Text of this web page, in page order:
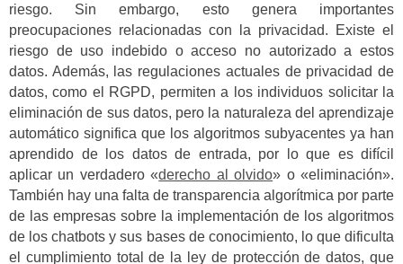
riesgo. Sin embargo, esto genera importantes
preocupaciones relacionadas con la privacidad. Existe el
riesgo de uso indebido o acceso no autorizado a estos
datos. Además, las regulaciones actuales de privacidad de
datos, como el RGPD, permiten a los individuos solicitar la
eliminación de sus datos, pero la naturaleza del aprendizaje
automático significa que los algoritmos subyacentes ya han
aprendido de los datos de entrada, por lo que es difícil
aplicar un verdadero «derecho al olvido» o «eliminación».
También hay una falta de transparencia algorítmica por parte
de las empresas sobre la implementación de los algoritmos
de los chatbots y sus bases de conocimiento, lo que dificulta
el cumplimiento total de la ley de protección de datos, que